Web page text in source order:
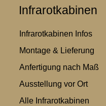
Infrarotkabinen
Infrarotkabinen Infos
Montage & Lieferung
Anfertigung nach Maß
Ausstellung vor Ort
Alle Infrarotkabinen